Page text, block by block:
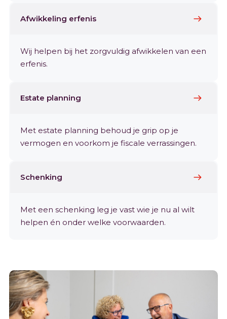
Afwikkeling erfenis
Wij helpen bij het zorgvuldig afwikkelen van een
erfenis.
Estate planning
Met estate planning behoud je grip op je
vermogen en voorkom je fiscale verrassingen.
Schenking
Met een schenking leg je vast wie je nu al wilt
helpen én onder welke voorwaarden.